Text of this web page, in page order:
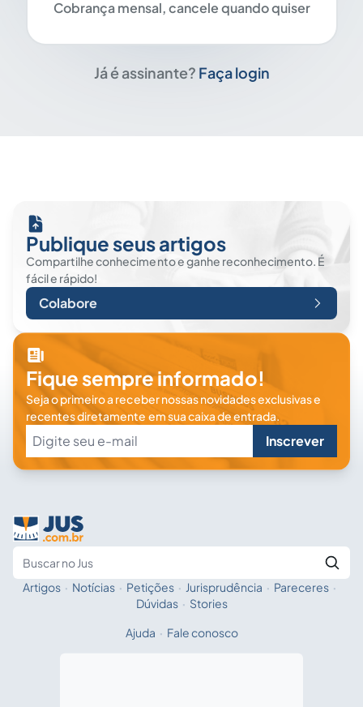
Cobrança mensal, cancele quando quiser
Já é assinante? Faça login
Publique seus artigos
Compartilhe conhecimento e ganhe reconhecimento. É
fácil e rápido!
Colabore
Fique sempre informado!
Seja o primeiro a receber nossas novidades exclusivas e
recentes diretamente em sua caixa de entrada.
Inscrever
Fale com a IA
Artigos · Notícias · Petições · Jurisprudência · Pareceres ·
Dúvidas · Stories
Ajuda · Fale conosco